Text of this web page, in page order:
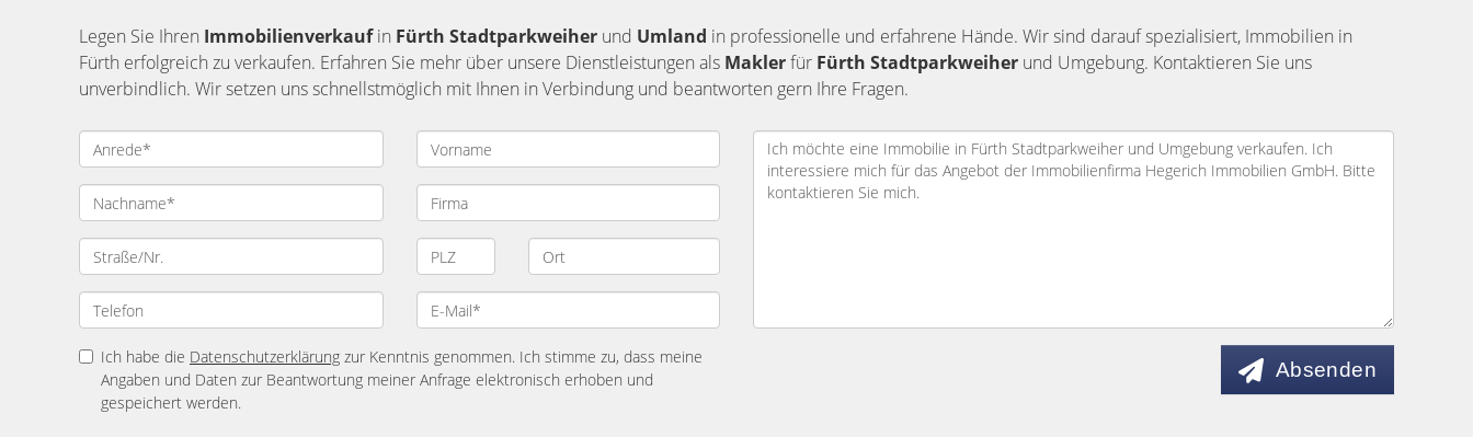
Legen Sie Ihren Immobilienverkaufin Fürth Stadtparkweiher und Umland in professionelle und erfahrene Hände. Wir sind darauf spezialisiert, Immobilien in
Fürth erfolgreich zu verkaufen. Erfahren Sie mehr über unsere Dienstleistungen als Maklerfür Fürth Stadtparkweiher und Umgebung. Kontaktieren Sie uns
unverbindlich. Wir setzen uns schnellstmöglich mit Ihnen in Verbindung und beantworten gern Ihre Fragen.
Ich habe die Datenschutzerklärung zur Kenntnis genommen. Ich stimme zu, dass meine
Angaben und Daten zur Beantwortung meiner Anfrage elektronisch erhoben und
gespeichert werden.
Absenden